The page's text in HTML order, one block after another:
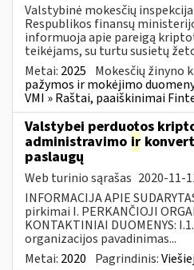
Valstybinė mokesčių
Respublikos finansų
informuoja apie pareigą
teikėjams, su turtu susietų
Metai: 2025 Mokesčių žinyno
pažymos ir mokėjimo
VMI » Raštai, paaiškinimai
Valstybei perduotos
administravimo ir
paslaugų
Web turinio sąrašas 2020-11-
INFORMACIJA APIE
pirkimai I. PERKANČIOJI
KONTAKTINIAI DUOMENYS:
organizacijos pavadinimas...
Metai: 2020 Pagrindinis: